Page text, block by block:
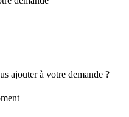
ajouter à votre demande ?